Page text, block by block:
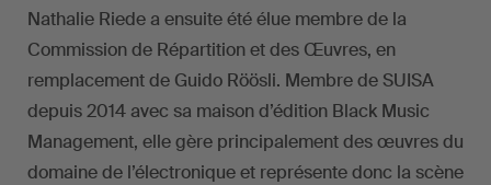
Nathalie Riede a ensuite été élue membre de la
Commission de Répartition et des Œuvres, en
remplacement de Guido Röösli. Membre de SUISA
depuis 2014 avec sa maison d’édition Black Music
Management, elle gère principalement des œuvres du
domaine de l’électronique et représente donc la scène